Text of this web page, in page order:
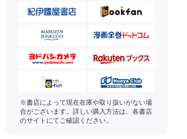
※書店によって現在在庫や取り扱いがない場
合がございます。詳しい購入方法は、各書店
のサイトにてご確認ください。